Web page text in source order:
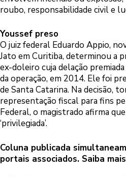
roubo, responsabilidade civil e
Youssef preso
O juiz federal Eduardo Appio,
Jato em Curitiba, determinou a
ex-doleiro cuja delação
da operação, em 2014. Ele foi
de Santa Catarina. Na decisão,
representação fiscal para fins
Federal, o magistrado afirma
‘privilegiada’.
Coluna publicada
portais associados. Saiba